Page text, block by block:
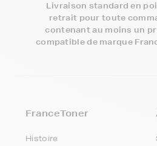
Livraison standard en
retrait pour toute
contenant au moins un
compatible de marque
FranceToner
Histoire